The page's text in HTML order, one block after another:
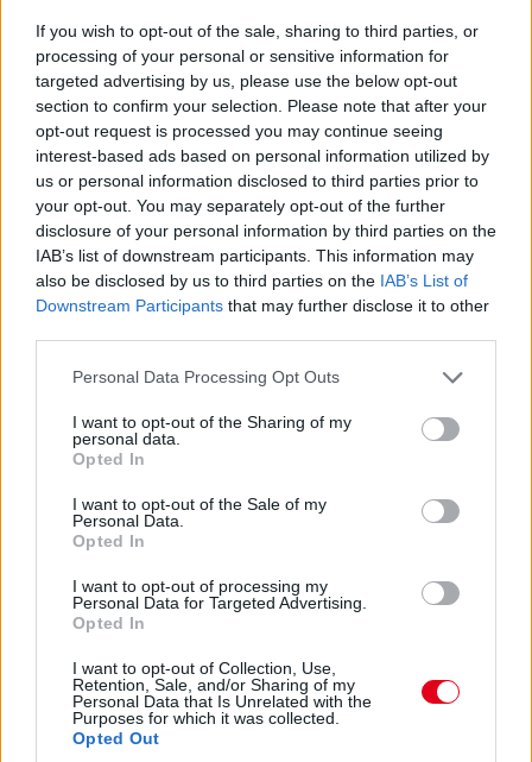
If you wish to opt-out of the sale, sharing to third parties, or
processing of your personal or sensitive information for
targeted advertising by us, please use the below opt-out
section to confirm your selection. Please note that after your
opt-out request is processed you may continue seeing
interest-based ads based on personal information utilized by
us or personal information disclosed to third parties prior to
your opt-out. You may separately opt-out of the further
disclosure of your personal information by third parties on the
IAB’s list of downstream participants. This information may
also be disclosed by us to third parties on the IAB’s List of
Downstream Participants that may further disclose it to other
Please note that this website/app uses one or more Google
not limited to your visit or usage behaviour. You may click to
grant or deny consent to Google and its third-party tags to
use your data for below specified purposes in below Google
consent section.
Personal Data Processing Opt Outs
I want to opt-out of the Sharing of my
personal data.
Opted In
I want to opt-out of the Sale of my
Personal Data.
Opted In
I want to opt-out of processing my
Personal Data for Targeted Advertising.
Opted In
I want to opt-out of Collection, Use,
Retention, Sale, and/or Sharing of my
Personal Data that Is Unrelated with the
Purposes for which it was collected.
Opted Out
Visszatér a MotoGP és az IndyCar: a hétvége
menetrendje
Molnár Martin újabb dobogóval már a második
Goodwood Sebességfesztivál: Riválisok viadala
Több versenyt rendezne a Hungaroring, akár
MotoGP-t is